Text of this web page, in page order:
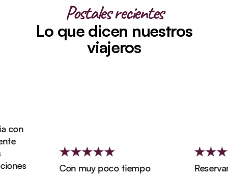
Postales recientes
Lo que dicen nuestros
viajeros
Con muy poco tiempo